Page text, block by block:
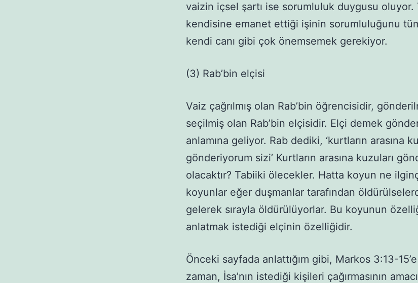
vaizin içsel şartı ise sorumluluk duygusu oluyor.
kendisine emanet ettiği işinin sorumluluğunu
kendi canı gibi çok önemsemek gerekiyor.
(3) Rab’bin elçisi
Vaiz çağrılmış olan Rab’bin öğrencisidir,
seçilmiş olan Rab’bin elçisidir. Elçi demek
anlamına geliyor. Rab dediki, ‘kurtların arasına
gönderiyorum sizi’ Kurtların arasına kuzuları
olacaktır? Tabiiki ölecekler. Hatta koyun ne
koyunlar eğer duşmanlar tarafından
gelerek sırayla öldürülüyorlar. Bu koyunun
anlatmak istediği elçinin özelliğidir.
Önceki sayfada anlattığım gibi, Markos 3:13-15’e
zaman, İsa’nın istediği kişileri çağırmasının